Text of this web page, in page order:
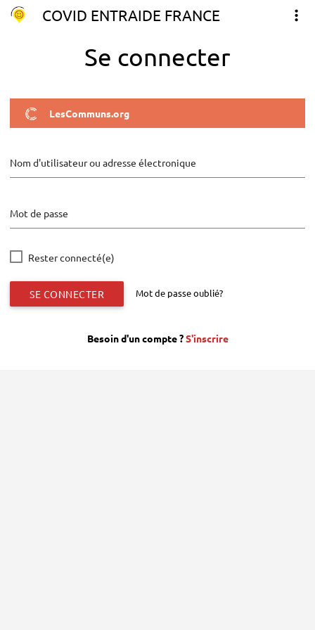
COVID ENTRAIDE FRANCE
Se connecter
LesCommuns.org
Nom d'utilisateur ou adresse électronique
Mot de passe
Rester connecté(e)
SE CONNECTER Mot de passe oublié?
Besoin d'un compte ?S'inscrire